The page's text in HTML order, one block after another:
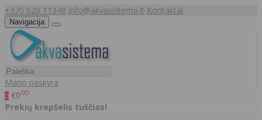
+370 620 11348 info@akvasistema.lt Kontaktai
Navigacija
Mano paskyra
0 €000
Prekių krepšelis tuščias!